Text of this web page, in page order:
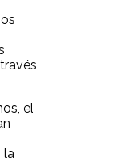
el
la